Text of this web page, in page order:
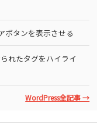
ボタンを表示させる
れたタグをハイライ
WordPress全記事 →